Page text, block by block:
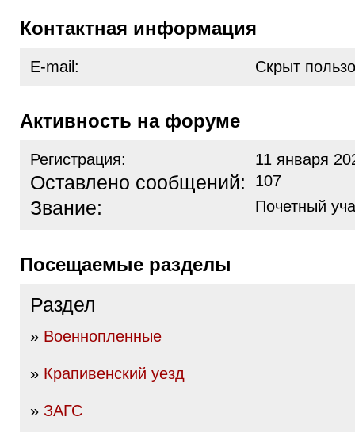
Контактная информация
E-mail: Скрыт
Активность на форуме
Регистрация: 11 января
Оставлено сообщений: 107
Звание: Почетный
Посещаемые разделы
Раздел
» Военнопленные
» Крапивенский уезд
» ЗАГС